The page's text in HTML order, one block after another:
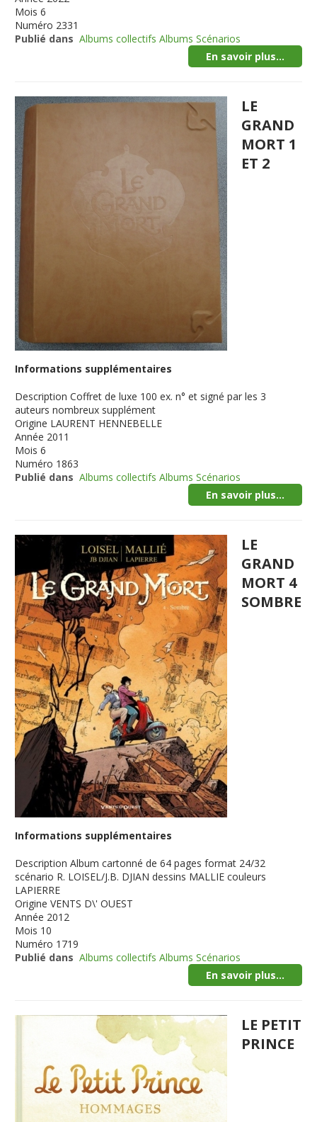
Mois 6
Numéro 2331
Publié dans Albums collectifs Albums Scénarios
En savoir plus...
LE
GRAND
MORT 1
ET 2
Informations supplémentaires
Description Coffret de luxe 100 ex. n° et signé par les 3
auteurs nombreux supplément
Origine LAURENT HENNEBELLE
Année 2011
Mois 6
Numéro 1863
Publié dans Albums collectifs Albums Scénarios
En savoir plus...
LE
GRAND
MORT 4
SOMBRE
Informations supplémentaires
Description Album cartonné de 64 pages format 24/32
scénario R. LOISEL/J.B. DJIAN dessins MALLIE couleurs
LAPIERRE
Origine VENTS D\' OUEST
Année 2012
Mois 10
Numéro 1719
Publié dans Albums collectifs Albums Scénarios
En savoir plus...
LE PETIT
PRINCE